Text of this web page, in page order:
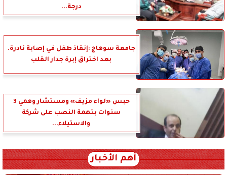
درجة...
جامعة سوهاج :إنقاذ طفل في إصابة نادرة.
بعد اختراق إبرة جدار القلب
حبس «لواء مزيف» ومستشار وهمي 3
سنوات بتهمة النصب على شركة
والاستيلاء...
أهم الأخبار